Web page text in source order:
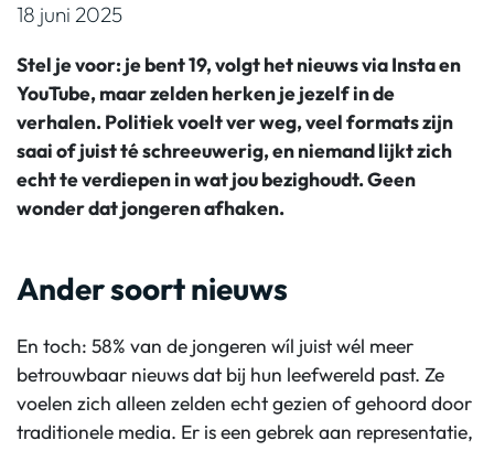
18 juni 2025
Stel je voor: je bent 19, volgt het nieuws via Insta en
YouTube, maar zelden herken je jezelf in de
verhalen. Politiek voelt ver weg, veel formats zijn
saai of juist té schreeuwerig, en niemand lijkt zich
echt te verdiepen in wat jou bezighoudt. Geen
wonder dat jongeren afhaken.
Ander soort nieuws
En toch: 58% van de jongeren wíl juist wél meer
betrouwbaar nieuws dat bij hun leefwereld past. Ze
voelen zich alleen zelden echt gezien of gehoord door
traditionele media. Er is een gebrek aan representatie,